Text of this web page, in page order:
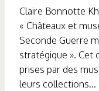
Claire Bonnotte
« Châteaux et
Seconde Guerre
stratégique ». Cet
prises par des
leurs collections...